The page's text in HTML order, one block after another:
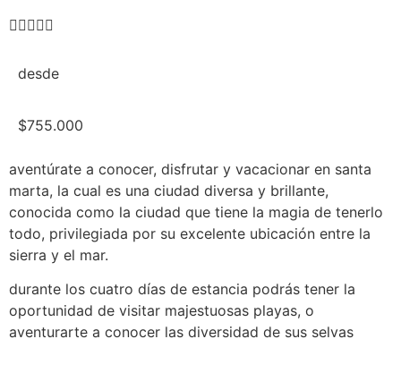

desde
$755.000
aventúrate a conocer, disfrutar y vacacionar en santa
marta, la cual es una ciudad diversa y brillante,
conocida como la ciudad que tiene la magia de tenerlo
todo, privilegiada por su excelente ubicación entre la
sierra y el mar.
durante los cuatro días de estancia podrás tener la
oportunidad de visitar majestuosas playas, o
aventurarte a conocer las diversidad de sus selvas